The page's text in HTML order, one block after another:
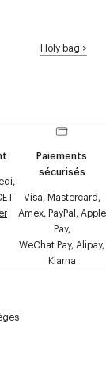
Holy bag >
Paiements
sécurisés
Visa, Mastercard,
Amex, PayPal, Apple
Pay,
WeChat Pay, Alipay,
Klarna